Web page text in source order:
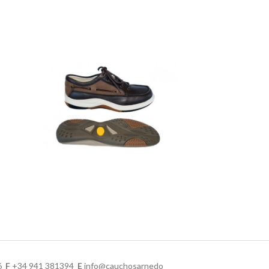
F +34 941 381394 Einfo@cauchosarnedo